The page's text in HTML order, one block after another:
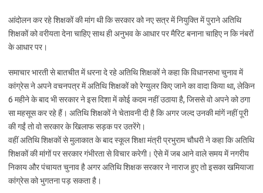
आंदोलन कर रहे शिक्षकों की मांग थी कि सरकार को नए सत्र में नियुक्ति में पुराने अतिथि
शिक्षकों को वरीयता देना चाहिए साथ ही अनुभव के आधार पर मैरिट बनाना चाहिए न कि नंबरों
के आधार पर।
समाचार भारती से बातचीत में धरना दे रहे अतिथि शिक्षकों ने कहा कि विधानसभा चुनाव में
कांग्रेस ने अपने वचनपत्र में अतिथि शिक्षकों को रेग्युलर किए जाने का वादा किया था, लेकिन
6 महीने के बाद भी सरकार ने इस दिशा में कोई कदम नहीं उठाया है, जिससे वो अपने को ठगा
सा महसूस कर रहे हैं। अतिथि शिक्षकों ने चेतावनी दी है कि अगर जल्द उनकी मांगें नहीं पूरी
की गईं तो वो सरकार के खिलाफ सड़क पर उतरेंगे।
वहीं अतिथि शिक्षकों से मुलाकात के बाद स्कूल शिक्षा मंत्री प्रभुराम चौधरी ने कहा कि अतिथि
शिक्षकों की मांगों पर सरकार गंभीरता से विचार करेगी। ऐसे में जब आने वाले समय में नगरीय
निकाय और पंचायत चुनाव है अगर अतिथि शिक्षक सरकार ने नाराज हुए तो इसका खमियाजा
कांग्रेस को भुगतना पड़ सकता है।